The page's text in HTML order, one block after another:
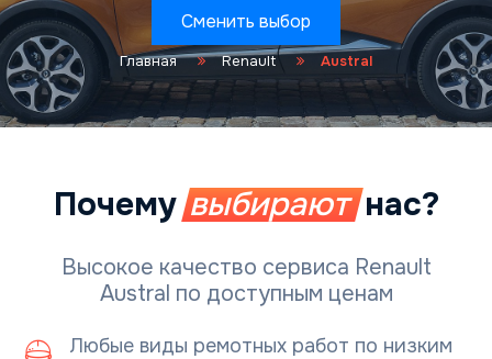
Сменить выбор
Главная Renault Austral
Почему выбираютнас?
Высокое качество сервиса Renault
Austral по доступным ценам
Любые виды ремотных работ по низким